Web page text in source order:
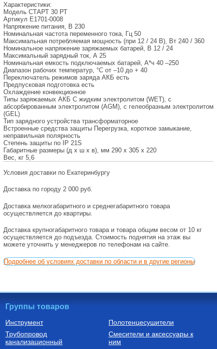
Характеристики:
Модель СТАРТ 30 РТ
Артикул Е1701-0008
Напряжение питания, В 230
Номинальная частота переменного тока, Гц 50
Максимальная потребляемая мощность (при 12 / 24 В), Вт 240 / 360
Номинальное напряжение заряжаемых батарей, В 12 / 24
Максимальный зарядный ток, А 25
Номинальная емкость подключаемых батарей, А*ч 40 –250
Диапазон рабочих температур, °С от –10 до + 40
Переключатель режимов заряда АКБ есть
Предпусковая подготовка есть
Охлаждение конвекционное
Типы заряжаемых АКБ С жидким электролитом (WET), с
абсорбированным электролитом (AGM), с гелеобразным электролитом
(GEL)
Тип зарядного устройства трансформаторное
Встроенные средства защиты Перегрузка, короткое замыкание,
неправильная полярность
Степень защиты по IP 21S
Габаритные размеры (д х ш х в), мм 290 х 305 х 220
Вес, кг 5,6
Условия доставки по Екатеринбургу
Доставка по городу 2 000 руб.
Доставка мелкогабаритного и среднегабаритного товара
осуществляется до квартиры.
Доставка крупногабаритного товара и товара общим весом от 10 кг
осуществляется до подъезда. Стоимость поднятия на этаж вы
можете уточнить у менеджеров по телефонам на сайте.
Подробнее об условиях доставки по области и в другие регионы
Группы товаров
Инструмент
Трубопровод
канализационный
Полотенцесушители
Смесители и аксессуары к
ним